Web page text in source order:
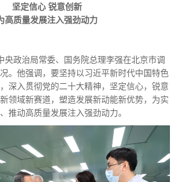
坚定信心 锐意创新
高质量发展注入强劲动力
政治局常委、国务院总理李强在北京市调
。他强调，要坚持以习近平新时代中国特色
深入贯彻党的二十大精神，坚定信心，锐意
领域新赛道，塑造发展新动能新优势，为实
推动高质量发展注入强劲动力。